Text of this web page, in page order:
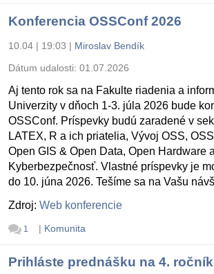
Konferencia OSSConf 2026
10.04 | 19:03 | Miroslav Bendík
Dátum udalosti: 01.07.2026
Aj tento rok sa na Fakulte riadenia a
Univerzity v dňoch 1-3. júla 2026 bude
OSSConf. Príspevky budú zaradené v
LATEX, R a ich priatelia, Vývoj OSS,
Open GIS & Open Data, Open Hardware a
Kyberbezpečnosť. Vlastné príspevky je
do 10. júna 2026. Tešíme sa na Vašu
Zdroj: Web konferencie
1 | Komunita
Prihláste prednášku na 4.